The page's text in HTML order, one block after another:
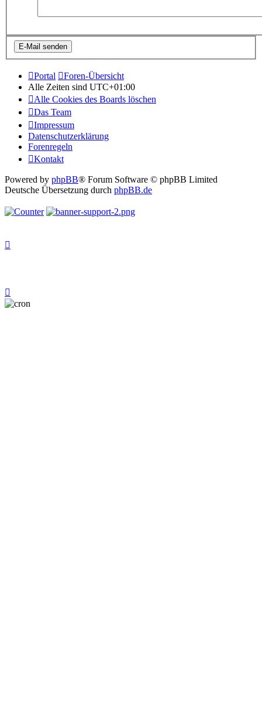
Portal
Foren-Übersicht
Alle Zeiten sind UTC+01:00
Alle Cookies des Boards löschen
Das Team
Impressum
Datenschutzerklärung
Forenregeln
Kontakt
Powered by phpBB® Forum Software © phpBB Limited
Deutsche Übersetzung durch phpBB.de